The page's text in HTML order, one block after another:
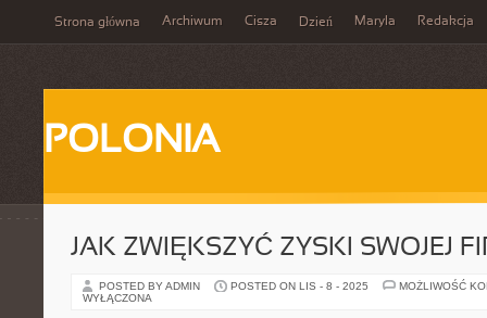
Strona główna Archiwum Cisza Dzień Maryla Redakcja
POLONIA
JAK ZWIĘKSZYĆ ZYSKI SWOJEJ
POSTED BY ADMIN POSTED ON LIS - 8 - 2025
MOŻLIWOŚĆ
WYŁĄCZONA